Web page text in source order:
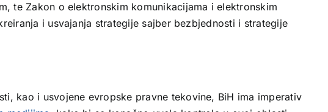
te Zakon o elektronskim komunikacijama i elektronskim
i usvajanja strategije sajber bezbjednosti i strategije
kao i usvojene evropske pravne tekovine, BiH ima imperativ